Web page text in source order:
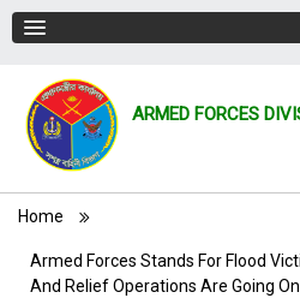
ARMED FORCES
Breadcrumb
Home
Armed Forces Stands For Flood
And Relief Operations Are Going